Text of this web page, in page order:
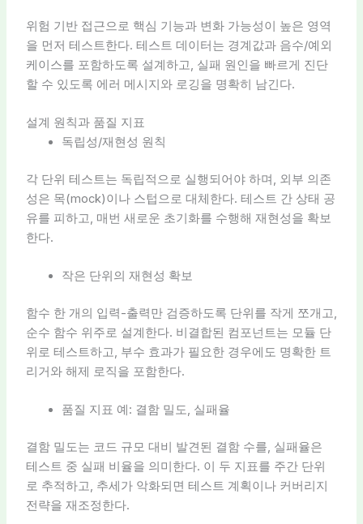
위험 기반 접근으로 핵심 기능과 변화 가능성이 높은 영역
을 먼저 테스트한다. 테스트 데이터는 경계값과 음수/예외
케이스를 포함하도록 설계하고, 실패 원인을 빠르게 진단
할 수 있도록 에러 메시지와 로깅을 명확히 남긴다.
설계 원칙과 품질 지표
독립성/재현성 원칙
각 단위 테스트는 독립적으로 실행되어야 하며, 외부 의존
성은 목(mock)이나 스텁으로 대체한다. 테스트 간 상태 공
유를 피하고, 매번 새로운 초기화를 수행해 재현성을 확보
한다.
작은 단위의 재현성 확보
함수 한 개의 입력-출력만 검증하도록 단위를 작게 쪼개고,
순수 함수 위주로 설계한다. 비결합된 컴포넌트는 모듈 단
위로 테스트하고, 부수 효과가 필요한 경우에도 명확한 트
리거와 해제 로직을 포함한다.
품질 지표 예: 결함 밀도, 실패율
결함 밀도는 코드 규모 대비 발견된 결함 수를, 실패율은
테스트 중 실패 비율을 의미한다. 이 두 지표를 주간 단위
로 추적하고, 추세가 악화되면 테스트 계획이나 커버리지
전략을 재조정한다.